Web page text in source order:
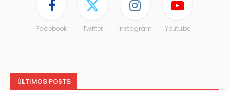
Facebook Twitter Instagram Youtube
ÚLTIMOS POSTS